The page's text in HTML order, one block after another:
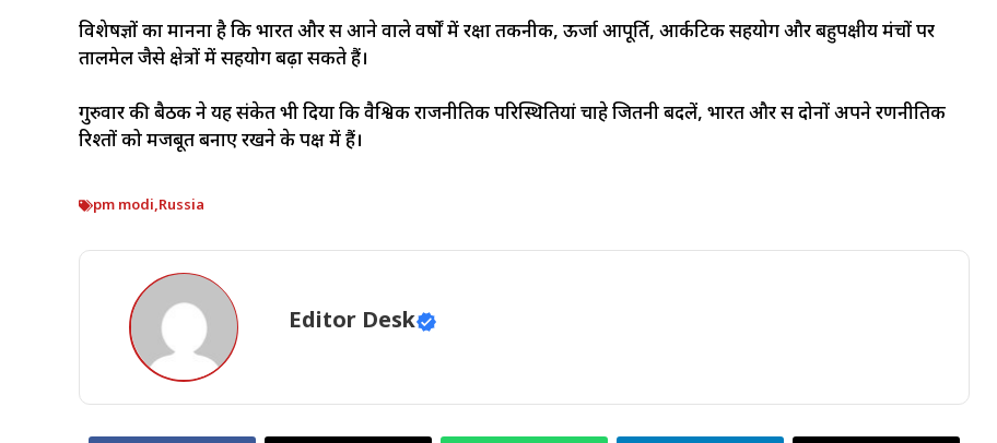
विशेषज्ञों का मानना है कि भारत और रूस आने वाले वर्षों में रक्षा तकनीक, ऊर्जा आपूर्ति, आर्कटिक सहयोग और बहुपक्षीय मंचों पर
तालमेल जैसे क्षेत्रों में सहयोग बढ़ा सकते हैं।
गुरुवार की बैठक ने यह संकेत भी दिया कि वैश्विक राजनीतिक परिस्थितियां चाहे जितनी बदलें, भारत और रूस दोनों अपने रणनीतिक
रिश्तों को मजबूत बनाए रखने के पक्ष में हैं।
pm modi,Russia
Editor Desk